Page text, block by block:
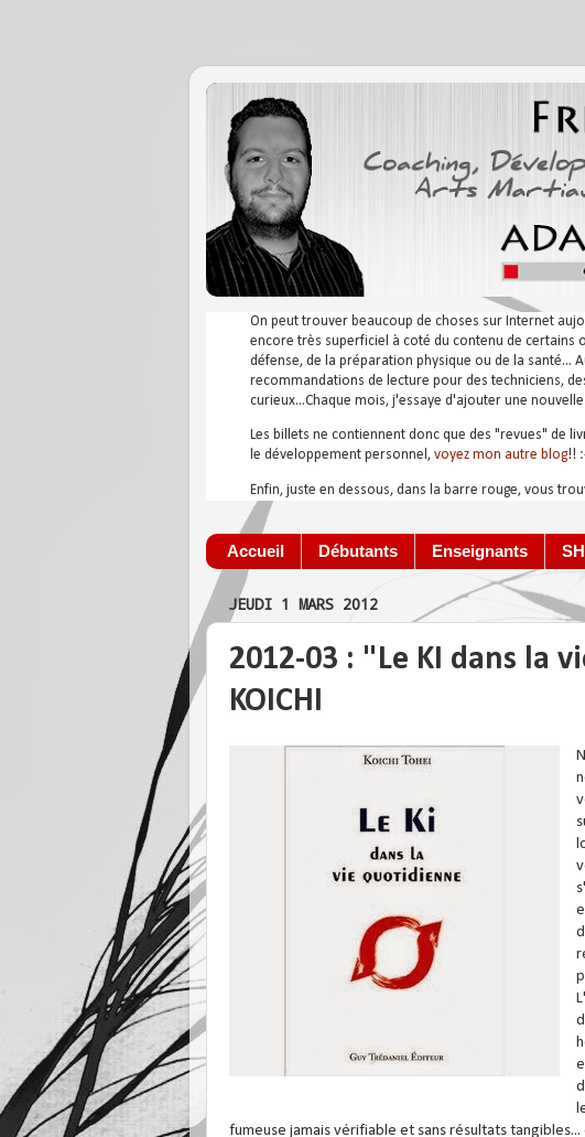
On peut trouver beaucoup de choses sur Internet
encore très superficiel à coté du contenu de certains
défense, de la préparation physique ou de la santé...
recommandations de lecture pour des techniciens,
curieux...Chaque mois, j'essaye d'ajouter une
Les billets ne contiennent donc que des "revues" de
le développement personnel, voyez mon autre blog!!
Enfin, juste en dessous, dans la barre rouge, vous
Accueil Débutants Enseignants
JEUDI 1 MARS 2012
2012-03 : "Le KI dans la
KOICHI
fumeuse jamais vérifiable et sans résultats